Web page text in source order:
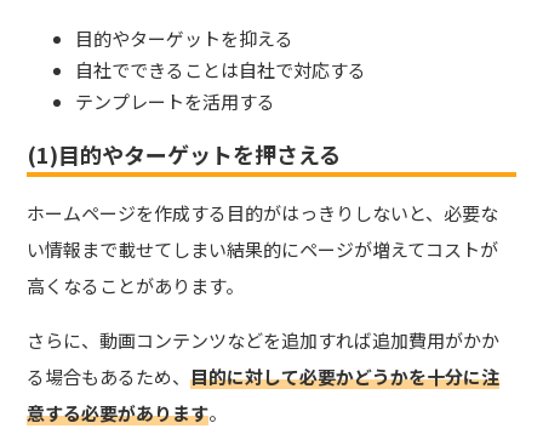
目的やターゲットを抑える
自社でできることは自社で対応する
テンプレートを活用する
(1)目的やターゲットを押さえる
ホームページを作成する目的がはっきりしないと、必要な
い情報まで載せてしまい結果的にページが増えてコストが
高くなることがあります。
さらに、動画コンテンツなどを追加すれば追加費用がかか
る場合もあるため、目的に対して必要かどうかを十分に注
意する必要があります。